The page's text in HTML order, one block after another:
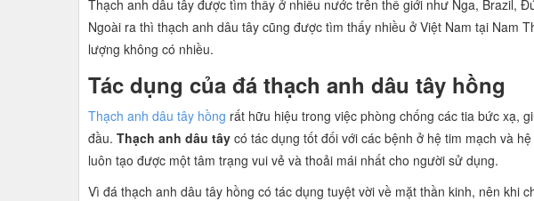
Thạch anh dâu tây được tìm thấy ở nhiều nước trên thế giới như Nga, Brazil,
Ngoài ra thì thạch anh dâu tây cũng được tìm thấy nhiều ở Việt Nam tại Nam
lượng không có nhiều.
Tác dụng của đá thạch anh dâu tây hồng
Thạch anh dâu tây hồng rất hữu hiệu trong việc phòng chống các tia bức xạ,
đầu. Thạch anh dâu tây có tác dụng tốt đối với các bệnh ở hệ tim mạch và
luôn tạo được một tâm trạng vui vẻ và thoải mái nhất cho người sử dụng.
Vì đá thạch anh dâu tây hồng có tác dụng tuyệt vời về mặt thần kinh, nên khi